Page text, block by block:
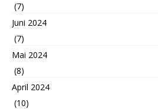
(7)
Juni 2024
(7)
Mai 2024
(8)
April 2024
(10)